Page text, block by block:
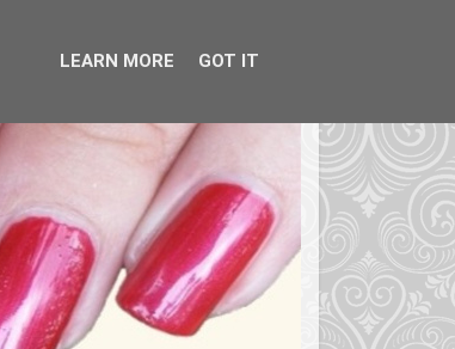
LEARN MORE GOT IT